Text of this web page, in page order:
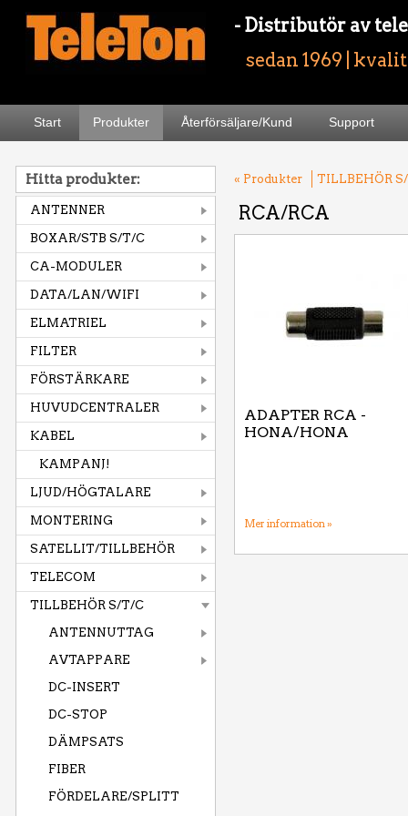
- Distributör av
sedan 1969 |
Start Produkter Återförsäljare/Kund Support
Hitta produkter:
ANTENNER
BOXAR/STB S/T/C
CA-MODULER
DATA/LAN/WIFI
ELMATRIEL
FILTER
FÖRSTÄRKARE
HUVUDCENTRALER
KABEL
KAMPANJ!
LJUD/HÖGTALARE
MONTERING
SATELLIT/TILLBEHÖR
TELECOM
TILLBEHÖR S/T/C
ANTENNUTTAG
AVTAPPARE
DC-INSERT
DC-STOP
DÄMPSATS
FIBER
FÖRDELARE/SPLITT
« Produkter TILLBEHÖR
RCA/RCA
ADAPTER RCA -
HONA/HONA
Mer information »